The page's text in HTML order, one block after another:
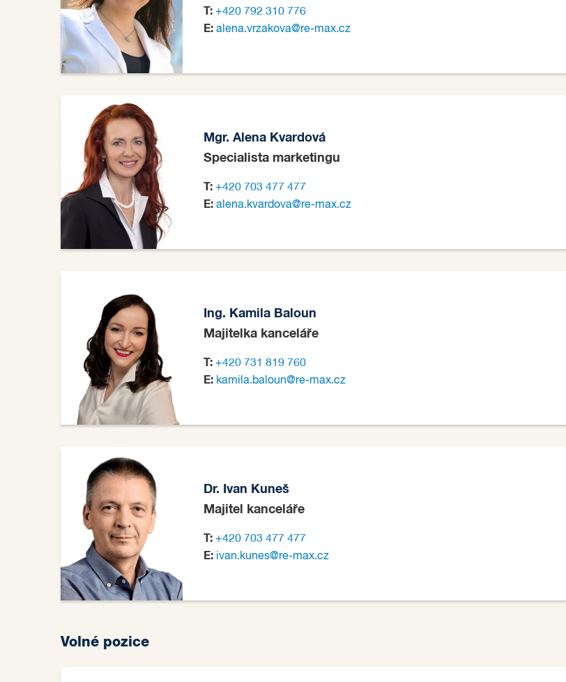
T: +420 792 310 776
E: alena.vrzakova@re-max.cz
Mgr. Alena Kvardová
Specialista marketingu
T: +420 703 477 477
E: alena.kvardova@re-max.cz
Ing. Kamila Baloun
Majitelka kanceláře
T: +420 731 819 760
E: kamila.baloun@re-max.cz
Dr. Ivan Kuneš
Majitel kanceláře
T: +420 703 477 477
E: ivan.kunes@re-max.cz
Volné pozice